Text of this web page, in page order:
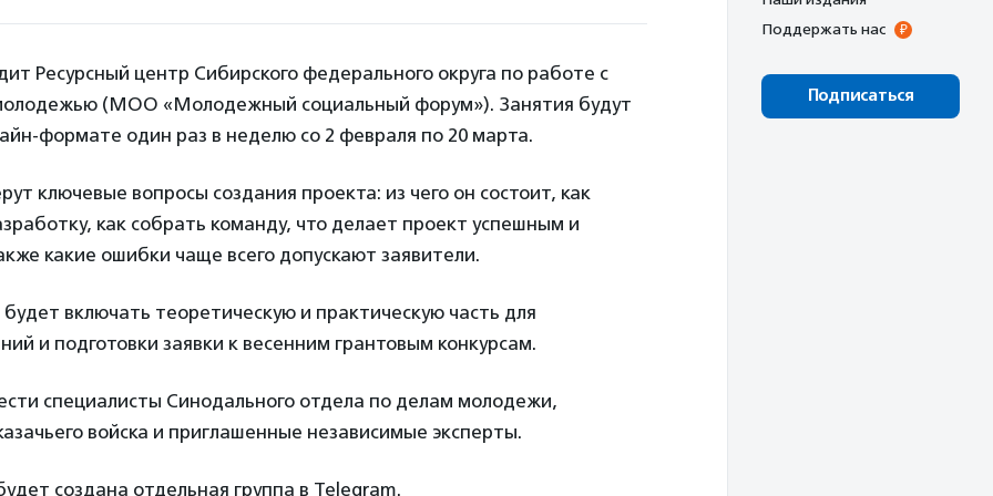
Ресурсный центр Сибирского федерального округа по работе с
(МОО «Молодежный социальный форум»). Занятия будут
формате один раз в неделю со 2 февраля по 20 марта.
ключевые вопросы создания проекта: из чего он состоит, как
как собрать команду, что делает проект успешным и
какие ошибки чаще всего допускают заявители.
включать теоретическую и практическую часть для
и подготовки заявки к весенним грантовым конкурсам.
специалисты Синодального отдела по делам молодежи,
войска и приглашенные независимые эксперты.
создана отдельная группа в Telegram.
Поддержать нас
Подписаться